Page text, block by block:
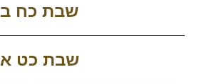
שבת כח ב
שבת כט א